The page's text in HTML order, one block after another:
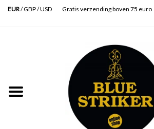
EUR/GBP/USD
Gratis verzending boven 75 euro